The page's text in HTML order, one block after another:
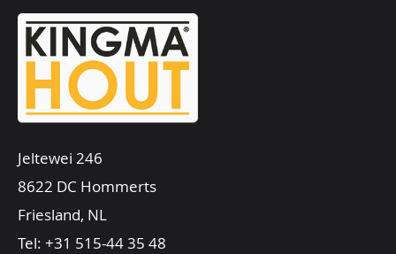
Jeltewei 246
8622 DC Hommerts
Friesland, NL
Tel: +31 515-44 35 48